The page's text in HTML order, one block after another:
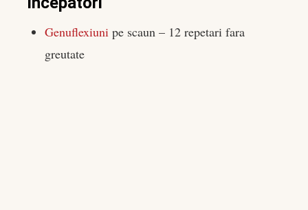
Genuflexiuni pe scaun – 12 repetari fara
greutate